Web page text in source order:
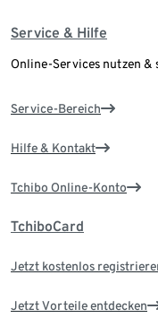
Service & Hilfe
Online-Services nutzen
Service-Bereich
Hilfe & Kontakt
Tchibo Online-Konto
TchiboCard
Jetzt kostenlos
Jetzt Vorteile entdecken